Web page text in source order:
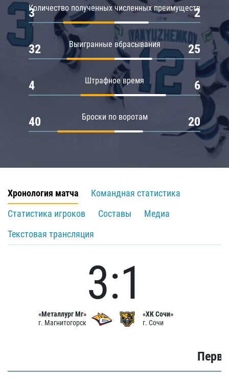
Количество полученных численных преимуществ
3 2
Выигранные вбрасывания
32 25
Штрафное время
4 6
Броски по воротам
40 20
Хронология матча
Командная статистика
Статистика игроков
Составы
Медиа
Текстовая трансляция
«Металлург Мг»
г. Магнитогорск
3:1
«ХК Сочи»
г. Сочи